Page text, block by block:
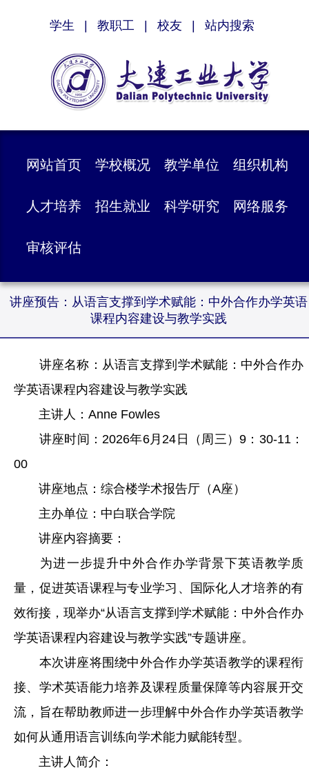
学生 教职工 校友 站内搜索
网站首页 学校概况 教学单位 组织机构
人才培养 招生就业 科学研究 网络服务
审核评估
讲座预告：从语言支撑到学术赋能：中外合作办学英语
课程内容建设与教学实践
讲座名称：从语言支撑到学术赋能：中外合作办
学英语课程内容建设与教学实践
主讲人：Anne Fowles
讲座时间：2026年6月24日（周三）9：30-11：
00
讲座地点：综合楼学术报告厅（A座）
主办单位：中白联合学院
讲座内容摘要：
为进一步提升中外合作办学背景下英语教学质
量，促进英语课程与专业学习、国际化人才培养的有
效衔接，现举办“从语言支撑到学术赋能：中外合作办
学英语课程内容建设与教学实践”专题讲座。
本次讲座将围绕中外合作办学英语教学的课程衔
接、学术英语能力培养及课程质量保障等内容展开交
流，旨在帮助教师进一步理解中外合作办学英语教学
如何从通用语言训练向学术能力赋能转型。
主讲人简介：